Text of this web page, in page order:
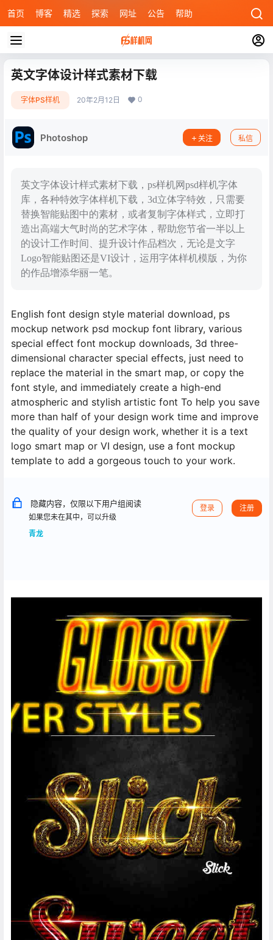
首页 博客 精选 探索 网址 公告 帮助
英文字体设计样式素材下载
字体PS样机 20年2月12日 0
Photoshop 关注 私信
英文字体设计样式素材下载，ps样机网psd样机字体
库，各种特效字体样机下载，3d立体字特效，只需要
替换智能贴图中的素材，或者复制字体样式，立即打
造出高端大气时尚的艺术字体，帮助您节省一半以上
的设计工作时间、提升设计作品档次，无论是文字
Logo智能贴图还是VI设计，运用字体样机模版，为你
的作品增添华丽一笔。
English font design style material download, ps
mockup network psd mockup font library, various
special effect font mockup downloads, 3d three-
dimensional character special effects, just need to
replace the material in the smart map, or copy the
font style, and immediately create a high-end
atmospheric and stylish artistic font To help you save
more than half of your design work time and improve
the quality of your design work, whether it is a text
logo smart map or VI design, use a font mockup
template to add a gorgeous touch to your work.
隐藏内容，仅限以下用户组阅读
如果您未在其中，可以升级
青龙
登录 注册